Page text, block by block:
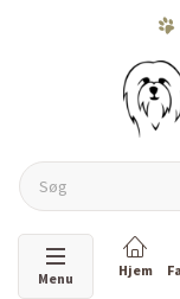
Skifte navigation
Menu